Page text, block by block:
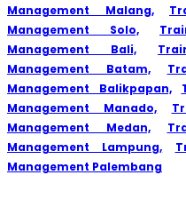
Management Malang,
Management Solo,
Management Bali,
Management Batam,
Management Balikpapan,
Management Manado,
Management Medan,
Management Lampung,
Management Palembang